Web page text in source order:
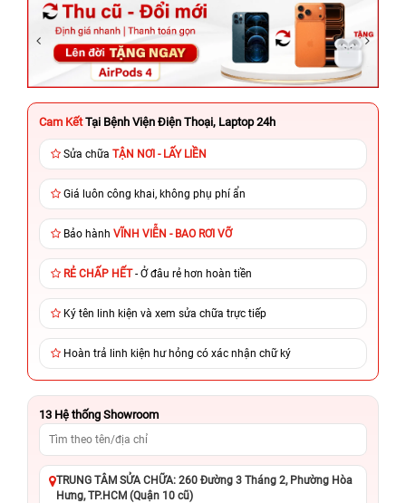
Cam Kết Tại Bệnh Viện Điện Thoại, Laptop 24h
Sửa chữa TẬN NƠI - LẤY LIỀN
Giá luôn công khai, không phụ phí ẩn
Bảo hành VĨNH VIỄN - BAO RƠI VỠ
RẺ CHẤP HẾT- Ở đâu rẻ hơn hoàn tiền
Ký tên linh kiện và xem sửa chữa trực tiếp
Hoàn trả linh kiện hư hỏng có xác nhận chữ ký
13 Hệ thống Showroom
TRUNG TÂM SỬA CHỮA: 260 Đường 3 Tháng 2, Phường Hòa
Hưng, TP.HCM (Quận 10 cũ)